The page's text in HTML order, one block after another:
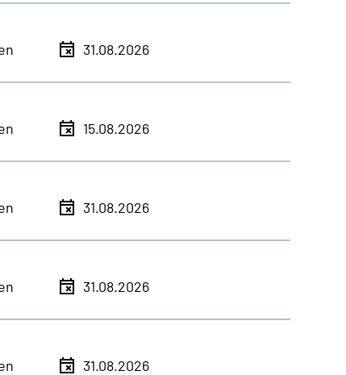
31.08.2026
15.08.2026
31.08.2026
31.08.2026
31.08.2026